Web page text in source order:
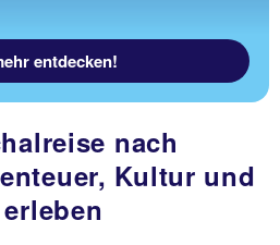
entdecken!
nach
Kultur und